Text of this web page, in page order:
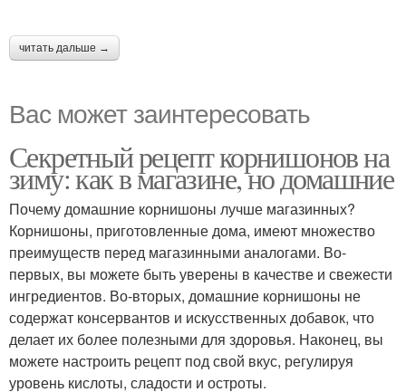
читать дальше →
Вас может заинтересовать
Секретный рецепт корнишонов на
зиму: как в магазине, но домашние
Почему домашние корнишоны лучше магазинных?
Корнишоны, приготовленные дома, имеют множество
преимуществ перед магазинными аналогами. Во-
первых, вы можете быть уверены в качестве и свежести
ингредиентов. Во-вторых, домашние корнишоны не
содержат консервантов и искусственных добавок, что
делает их более полезными для здоровья. Наконец, вы
можете настроить рецепт под свой вкус, регулируя
уровень кислоты, сладости и остроты.